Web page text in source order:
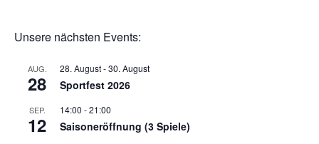
Unsere nächsten Events:
AUG.
28
28. August-30. August
Sportfest 2026
SEP.
12
14:00 -21:00
Saisoneröffnung (3 Spiele)